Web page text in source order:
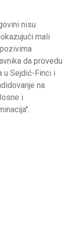
nisu
mali
da provedu
u Sejdić-Finci i
na
i